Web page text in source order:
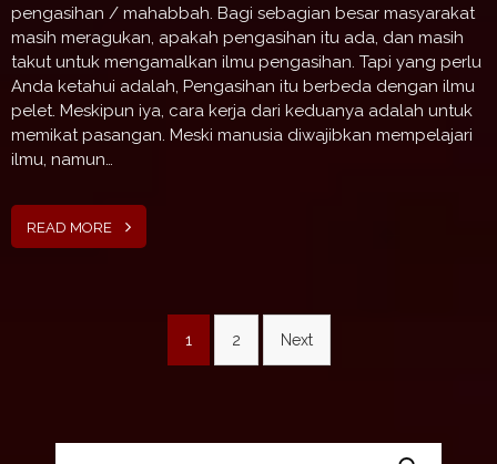
pengasihan / mahabbah. Bagi sebagian besar masyarakat
masih meragukan, apakah pengasihan itu ada, dan masih
takut untuk mengamalkan ilmu pengasihan. Tapi yang perlu
Anda ketahui adalah, Pengasihan itu berbeda dengan ilmu
pelet. Meskipun iya, cara kerja dari keduanya adalah untuk
memikat pasangan. Meski manusia diwajibkan mempelajari
ilmu, namun…
READ MORE
1 2 Next